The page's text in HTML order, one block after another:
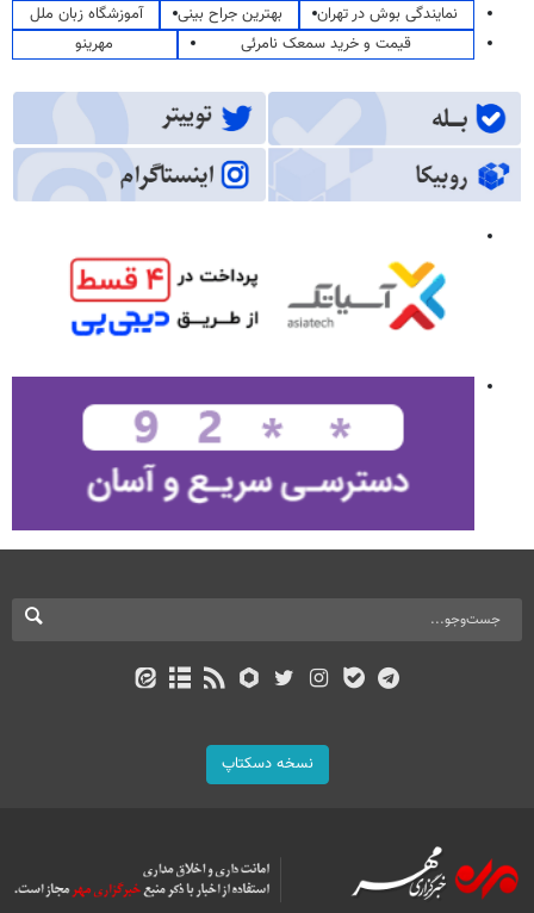
نمایندگی بوش در تهران
بهترین جراح بینی
آموزشگاه زبان ملل
قیمت و خرید سمعک نامرئی
مهرینو
نسخه دسکتاپ